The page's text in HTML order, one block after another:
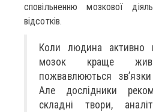
сповільненню мозкової
відсотків.
Коли людина активно
мозок краще
пожвавлюються
Але дослідники
складні твори,